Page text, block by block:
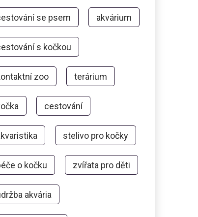
se psem akvárium
s kočkou
zoo terárium
cestování
stelivo pro kočky
o kočku zvířata pro děti
akvária